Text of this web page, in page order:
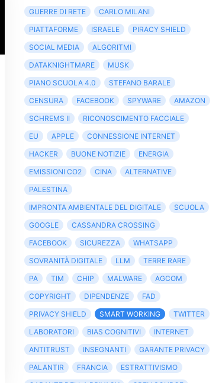
GUERRE DI RETE
CARLO MILANI
PIATTAFORME
ISRAELE
PIRACY SHIELD
SOCIAL MEDIA
ALGORITMI
DATAKNIGHTMARE
MUSK
PIANO SCUOLA 4.0
STEFANO BARALE
CENSURA
FACEBOOK SPYWARE
AMAZON
SCHREMS II
RICONOSCIMENTO FACCIALE
EU
APPLE
CONNESSIONE INTERNET
HACKER
BUONE NOTIZIE
ENERGIA
EMISSIONI CO2
CINA
ALTERNATIVE
PALESTINA
IMPRONTA AMBIENTALE DEL DIGITALE
SCUOLA
GOOGLE
CASSANDRA CROSSING
FACEBOOK
SICUREZZA
WHATSAPP
SOVRANITÀ DIGITALE
LLM
TERRE RARE
PA
TIM CHIP MALWARE
AGCOM
COPYRIGHT
DIPENDENZE
FAD
PRIVACY SHIELD
SMART WORKING
TWITTER
LABORATORI
BIAS COGNITIVI
INTERNET
ANTITRUST
INSEGNANTI
GARANTE PRIVACY
PALANTIR
FRANCIA
ESTRATTIVISMO